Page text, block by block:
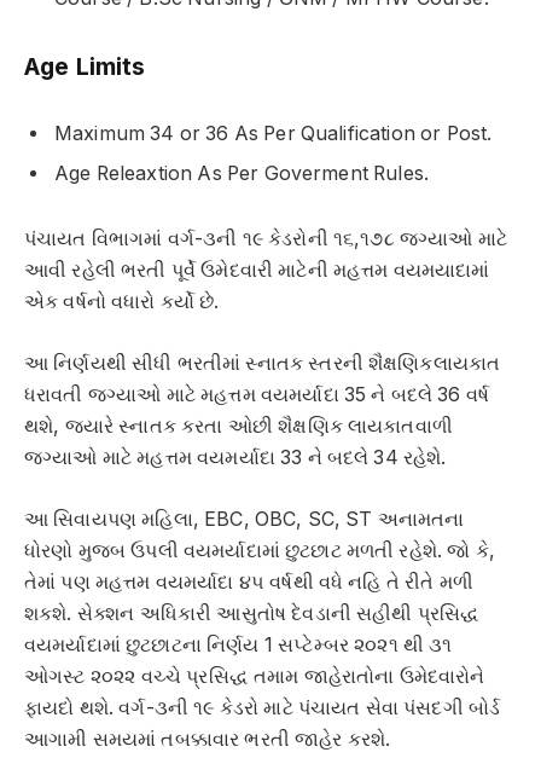
Age Limits
Maximum 34 or 36 As Per Qualification or Post.
Age Releaxtion As Per Goverment Rules.
પંચાયત વિભાગમાં વર્ગ-૩ની ૧૯ કેડરોની ૧૬,૧૭૮ જગ્યાઓ માટે
આવી રહેલી ભરતી પૂર્વે ઉમેદવારી માટેની મહત્તમ વયમયાદામાં
એક વર્ષનો વધારો કર્યો છે.
આ નિર્ણયથી સીધી ભરતીમાં સ્નાતક સ્તરની શૈક્ષણિકલાયકાત
ધરાવતી જગ્યાઓ માટે મહત્તમ વયમર્યાદા 35 ને બદલે 36 વર્ષ
થશે, જ્યારે સ્‍નાતક કરતા ઓછી શૈક્ષણિક લાયકાતવાળી
જગ્યાઓ માટે મહત્તમ વયમર્યાદા 33 ને બદલે 34 રહેશે.
આ સિવાયપણ મહિલા, EBC, OBC, SC, ST અનામતના
ધોરણો મુજબ ઉપલી વયમર્યાદામાં છુટછાટ મળતી રહેશે. જો કે,
તેમાં પણ મહત્તમ વયમર્યાદા ૪૫ વર્ષથી વધે નહિ તે રીતે મળી
શકશે. સેક્શન અધિકારી આસુતોષ દેવડાની સહીથી પ્રસિદ્ધ
વયમર્યાદામાં છુટછાટના નિર્ણય 1 સપ્ટેમ્બર ૨૦૨૧ થી ૩૧
ઓગસ્ટ ૨૦૨૨ વચ્ચે પ્રસિદ્ધ તમામ જાહેરાતોના ઉમેદવારોને
ફાયદો થશે. વર્ગ-૩ની ૧૯ કેડરો માટે પંચાયત સેવા પંસદગી બોર્ડ
આગામી સમયમાં તબક્કાવાર ભરતી જાહેર કરશે.